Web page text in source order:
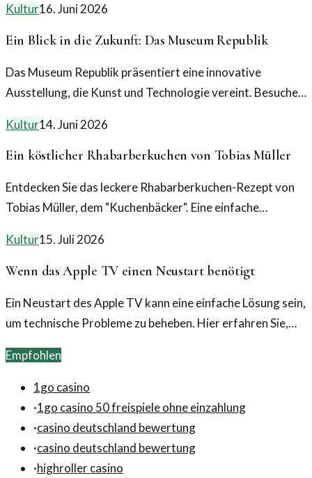
Kultur16. Juni 2026
Ein Blick in die Zukunft: Das Museum Republik
Das Museum Republik präsentiert eine innovative
Ausstellung, die Kunst und Technologie vereint. Besuchen
Kultur14. Juni 2026
Ein köstlicher Rhabarberkuchen von Tobias Müller
Entdecken Sie das leckere Rhabarberkuchen-Rezept von
Tobias Müller, dem "Kuchenbäcker". Eine einfache
Kultur15. Juli 2026
Wenn das Apple TV einen Neustart benötigt
Ein Neustart des Apple TV kann eine einfache Lösung sein,
um technische Probleme zu beheben. Hier erfahren Sie,
Empfohlen
1go casino
·1go casino 50 freispiele ohne einzahlung
·casino deutschland bewertung
·casino deutschland bewertung
·highroller casino